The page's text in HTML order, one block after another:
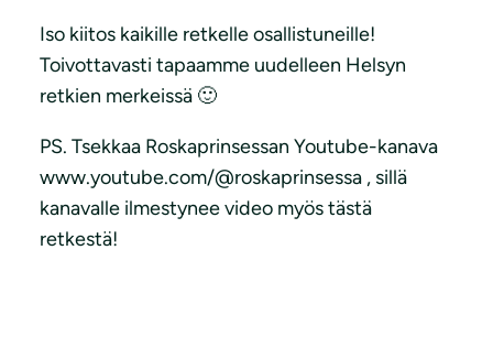
Iso kiitos kaikille retkelle osallistuneille!
Toivottavasti tapaamme uudelleen Helsyn
retkien merkeissä 🙂
PS. Tsekkaa Roskaprinsessan Youtube-kanava
www.youtube.com/@roskaprinsessa , sillä
kanavalle ilmestynee video myös tästä
retkestä!